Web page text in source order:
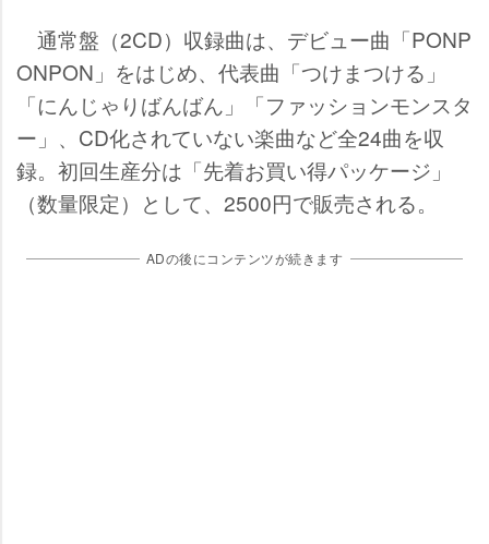
通常盤（2CD）収録曲は、デビュー曲「PONP
ONPON」をはじめ、代表曲「つけまつける」
「にんじゃりばんばん」「ファッションモンスタ
ー」、CD化されていない楽曲など全24曲を収
録。初回生産分は「先着お買い得パッケージ」
（数量限定）として、2500円で販売される。
ADの後にコンテンツが続きます